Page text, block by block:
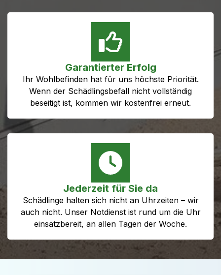
Garantierter Erfolg
Ihr Wohlbefinden hat für uns höchste Priorität.
Wenn der Schädlingsbefall nicht vollständig
beseitigt ist, kommen wir kostenfrei erneut.
Jederzeit für Sie da
Schädlinge halten sich nicht an Uhrzeiten – wir
auch nicht. Unser Notdienst ist rund um die Uhr
einsatzbereit, an allen Tagen der Woche.